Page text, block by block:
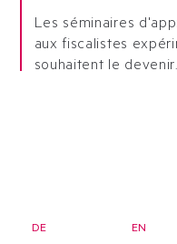
Les séminaires
aux fiscalistes
souhaitent le devenir.
DE EN